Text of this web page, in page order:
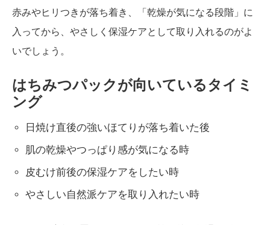
赤みやヒリつきが落ち着き、「乾燥が気になる段階」に
入ってから、やさしく保湿ケアとして取り入れるのがよ
いでしょう。
はちみつパックが向いているタイミ
ング
日焼け直後の強いほてりが落ち着いた後
肌の乾燥やつっぱり感が気になる時
皮むけ前後の保湿ケアをしたい時
やさしい自然派ケアを取り入れたい時